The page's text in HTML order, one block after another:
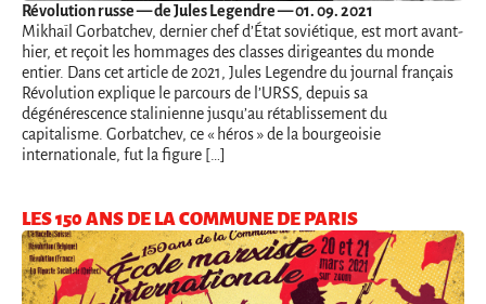
Révolution russe— de Jules Legendre — 01. 09. 2021
Mikhaïl Gorbatchev, dernier chef d’État soviétique, est mort avant-
hier, et reçoit les hommages des classes dirigeantes du monde
entier. Dans cet article de 2021, Jules Legendre du journal français
Révolution explique le parcours de l’URSS, depuis sa
dégénérescence stalinienne jusqu’au rétablissement du
capitalisme. Gorbatchev, ce « héros » de la bourgeoisie
internationale, fut la figure […]
LES 150 ANS DE LA COMMUNE DE PARIS